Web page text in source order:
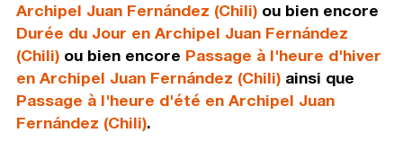
Archipel Juan Fernández (Chili)ou bien encore
Durée du Jour en Archipel Juan Fernández
(Chili)ou bien encore Passage à l'heure d'hiver
en Archipel Juan Fernández (Chili)ainsi que
Passage à l'heure d'été en Archipel Juan
Fernández (Chili).